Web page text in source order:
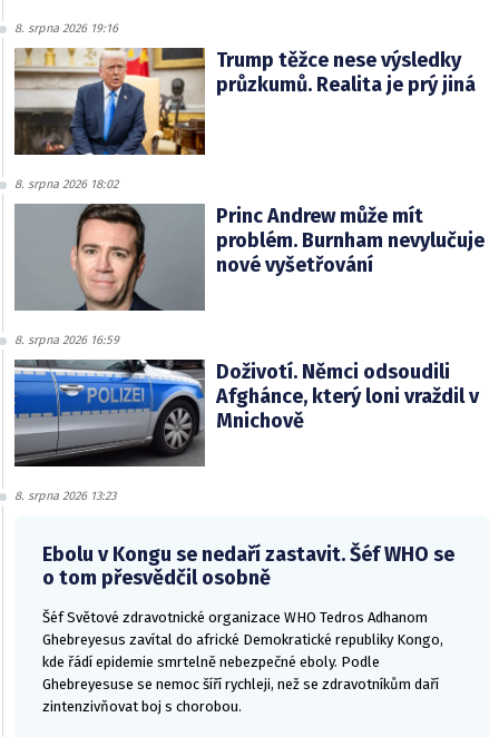
8. srpna 2026 19:16
Trump těžce nese výsledky
průzkumů. Realita je prý jiná
8. srpna 2026 18:02
Princ Andrew může mít
problém. Burnham nevylučuje
nové vyšetřování
8. srpna 2026 16:59
Doživotí. Němci odsoudili
Afghánce, který loni vraždil v
Mnichově
8. srpna 2026 13:23
Ebolu v Kongu se nedaří zastavit. Šéf WHO se
o tom přesvědčil osobně
Šéf Světové zdravotnické organizace WHO Tedros Adhanom
Ghebreyesus zavítal do africké Demokratické republiky Kongo,
kde řádí epidemie smrtelně nebezpečné eboly. Podle
Ghebreyesuse se nemoc šíří rychleji, než se zdravotníkům daří
zintenzivňovat boj s chorobou.